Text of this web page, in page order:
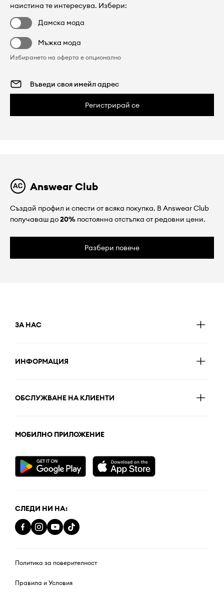
наистина те интересува. Избери:
Дамска мода
Мъжка мода
Избирането на оферта е опционално
Регистрирай се
Answear Club
Създай профил и спести от всяка покупка. В Answear Club
получаваш до20% постоянна отстъпка от редовни цени.
Разбери повече
ЗА НАС
ИНФОРМАЦИЯ
ОБСЛУЖВАНЕ НА КЛИЕНТИ
МОБИЛНО ПРИЛОЖЕНИЕ
СЛЕДИ НИ НА:
Политика за поверителност
Правила и Условия